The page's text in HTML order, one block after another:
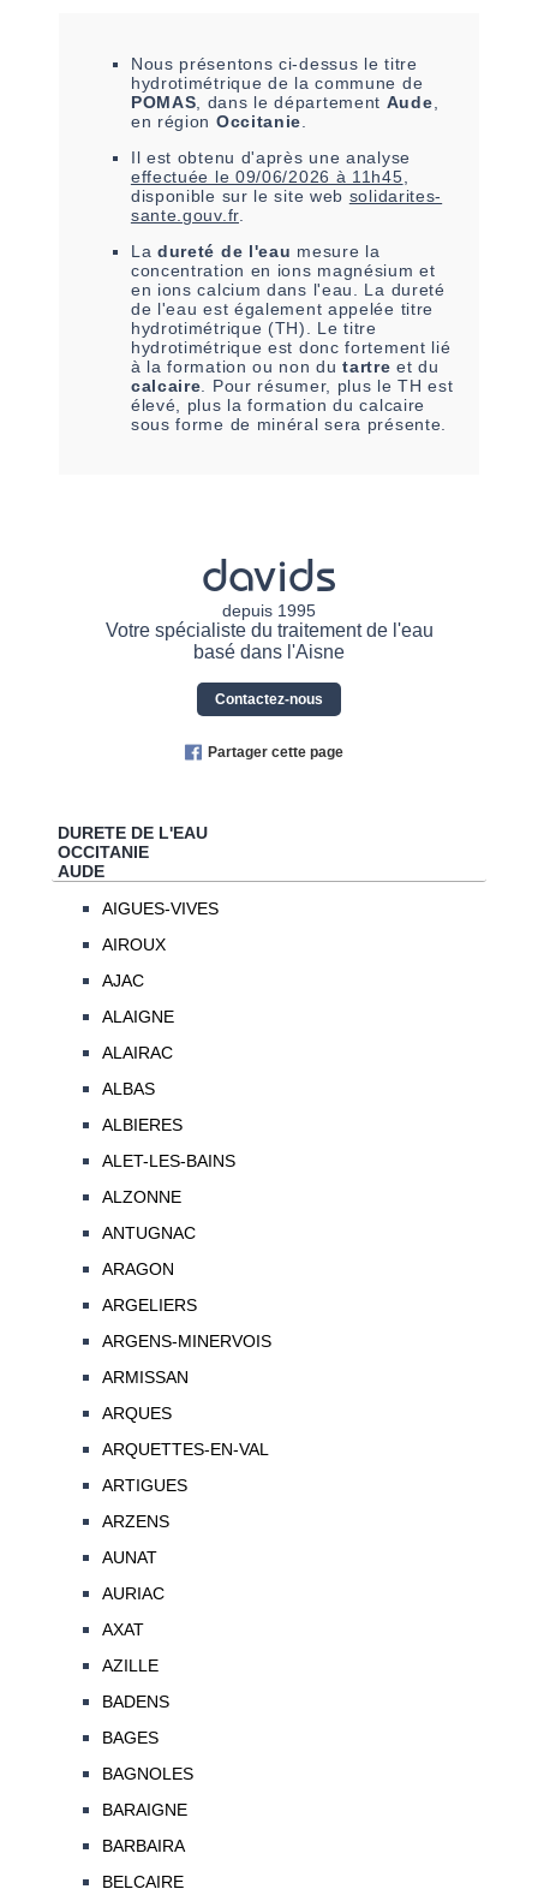
Nous présentons ci-dessus le titre
hydrotimétrique de la commune de
POMAS , dans le département Aude
en région Occitanie
Il est obtenu d'après une analyse
effectuée le 09/06/2026 à 11h45
disponible sur le site web solidarites-
sante.gouv.fr.
La dureté de l'eau mesure la
concentration en ions magnésium et
en ions calcium dans l'eau. La dureté
de l'eau est également appelée titre
hydrotimétrique (TH). Le titre
hydrotimétrique est donc fortement lié
à la formation ou non dutartre et du
calcaire . Pour résumer, plus le TH est
élevé, plus la formation du calcaire
sous forme de minéral sera présente.
davids
depuis 1995
Votre spécialiste du traitement de l'eau
basé dans l'Aisne
Contactez-nous
Partager cette page
DURETE DE L'EAU
OCCITANIE
AUDE
AIGUES-VIVES
AIROUX
AJAC
ALAIGNE
ALAIRAC
ALBAS
ALBIERES
ALET-LES-BAINS
ALZONNE
ANTUGNAC
ARAGON
ARGELIERS
ARGENS-MINERVOIS
ARMISSAN
ARQUES
ARQUETTES-EN-VAL
ARTIGUES
ARZENS
AUNAT
AURIAC
AXAT
AZILLE
BADENS
BAGES
BAGNOLES
BARAIGNE
BARBAIRA
BELCAIRE